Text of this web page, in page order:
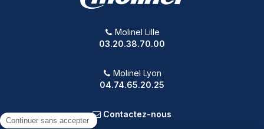
Molinel Lille
03.20.38.70.00
Molinel Lyon
04.74.65.20.25
Contactez-nous